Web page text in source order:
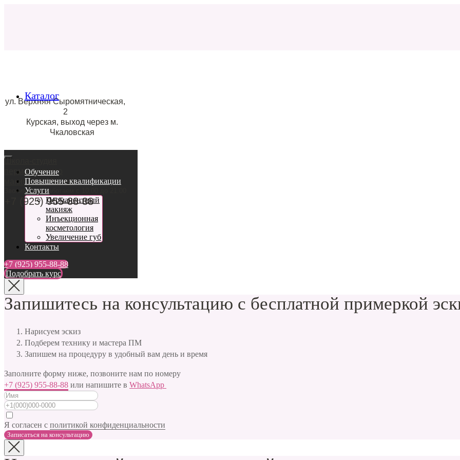
ул. Верхняя Сыромятническая,
2
Курская, выход через м.
Чкаловская
Школа-студия
перманентного
макияжа в Москве
Звоните, мы работаем с 10:00 до 21:00
+7 (925) 955-88-88
Каталог
Обучение
Повышение квалификации
Услуги
Перманентный
макияж
Инъекционная
косметология
Увеличение губ
Контакты
+7 (925) 955-88-88
Подобрать курс
Запишитесь на консультацию с бесплатной примеркой
Нарисуем эскиз
Подберем технику и мастера ПМ
Запишем на процедуру в удобный вам день и время
Заполните форму ниже, позвоните нам по номеру
+7 (925) 955-88-88 или напишите в WhatsApp
Я согласен с политикой конфиденциальности
Записаться на консультацию